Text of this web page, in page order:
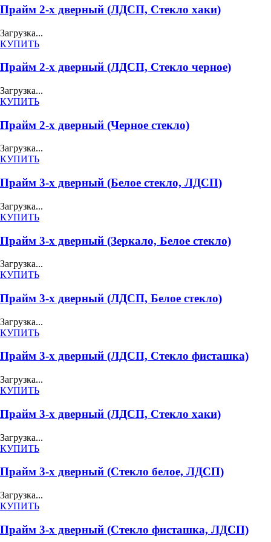
Прайм 2-х дверный (ЛДСП, Стекло хаки)
Загрузка...
КУПИТЬ
Прайм 2-х дверный (ЛДСП, Стекло черное)
Загрузка...
КУПИТЬ
Прайм 2-х дверный (Черное стекло)
Загрузка...
КУПИТЬ
Прайм 3-х дверный (Белое стекло, ЛДСП)
Загрузка...
КУПИТЬ
Прайм 3-х дверный (Зеркало, Белое стекло)
Загрузка...
КУПИТЬ
Прайм 3-х дверный (ЛДСП, Белое стекло)
Загрузка...
КУПИТЬ
Прайм 3-х дверный (ЛДСП, Стекло фисташка)
Загрузка...
КУПИТЬ
Прайм 3-х дверный (ЛДСП, Стекло хаки)
Загрузка...
КУПИТЬ
Прайм 3-х дверный (Стекло белое, ЛДСП)
Загрузка...
КУПИТЬ
Прайм 3-х дверный (Стекло фисташка, ЛДСП)